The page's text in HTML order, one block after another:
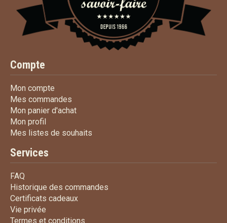
Compte
Mon compte
Mes commandes
Mon panier d'achatMon panier d'achat
Mon profil
Mes listes de souhaits
Services
FAQ
Historique des commandes
Certificats cadeauxCertificats cadeaux
Vie privée
Termes et conditions